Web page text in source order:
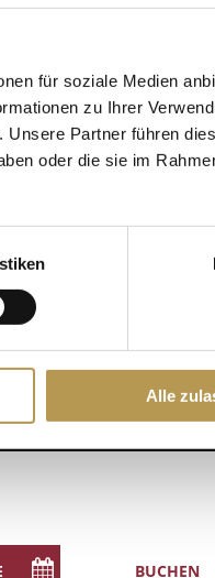
für soziale Medien
zu Ihrer
Partner führen
oder die sie im
Alle